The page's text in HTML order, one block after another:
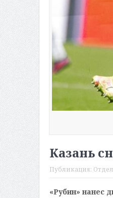
Казань
Публикация:
«Рубин» нанес